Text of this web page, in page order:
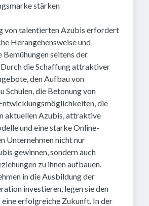
stärken
von talentierten Azubis erfordert
Herangehensweise und
seitens der
die Schaffung attraktiver
den Aufbau von
Schulen, die Betonung von
die
aktuellen Azubis, attraktive
und eine starke Online-
Unternehmen nicht nur
gewinnen, sondern auch
zu ihnen aufbauen.
in die Ausbildung der
investieren, legen sie den
erfolgreiche Zukunft. In der